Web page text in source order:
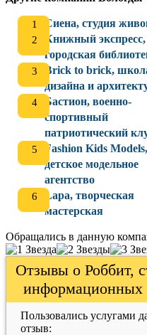
Сиена, студия
Книжный экспресс,
городская
Brick to brick,
дизайна и
Бастион, военно-
спортивный
патриотический
Fashion Kids Models,
детское модельное
агентство
Lapa, творческая
мастерская
Обращались в данную
Отзывы о Роббит,
информационных
Пользовались услугами
отзыв: